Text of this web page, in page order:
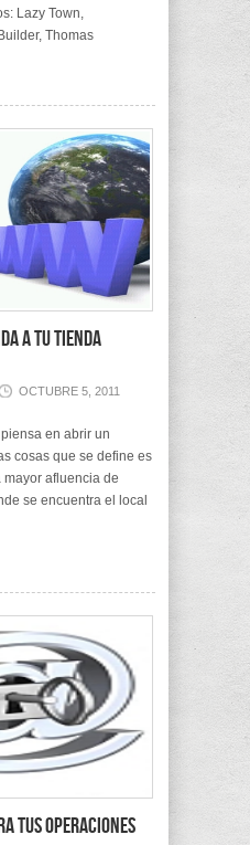
Lazy Town,
Thomas
a tu tienda
OCTUBRE 5, 2011
en abrir un
cosas que se define es
afluencia de
se encuentra el local
tus operaciones